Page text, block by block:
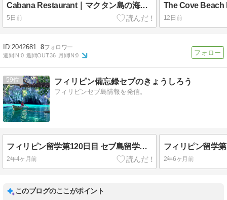
Cabana Restaurant｜マクタン島の海が見える人気レストラン！絶景ランチ＆おすすめメニューを徹底紹介
5日前 12日前
2042681 8
週間IN:0 週間OUT:36 月間IN:0
59 フィリピン備忘録セブのきょうしろう
フィリピンセブ島情報を発信。
フィリピン留学第120日目 セブ島留学生へおくる！フィリピンのオススメ観光スポット9選
2年4ヶ月前 2年6ヶ月前
このブログのここがポイント